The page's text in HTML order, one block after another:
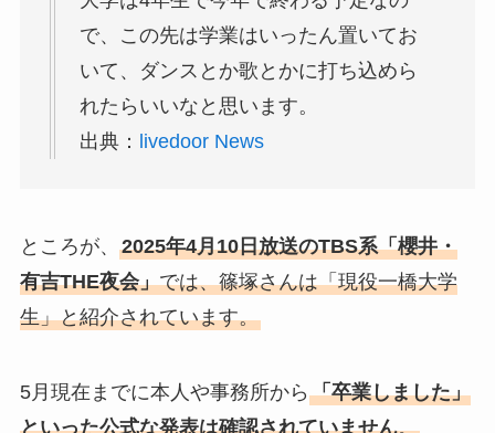
で、この先は学業はいったん置いてお
いて、ダンスとか歌とかに打ち込めら
れたらいいなと思います。
出典：
livedoor News
ところが、 2025年4月10日放送のTBS系「櫻井・
有吉THE夜会」では、篠塚さんは「現役一橋大学
生」と紹介されています。
5月現在までに本人や事務所から 「卒業しました」
といった公式な発表は確認されていません。